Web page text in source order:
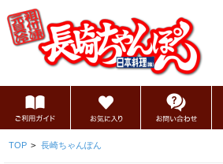
TOP > 長崎ちゃんぽん